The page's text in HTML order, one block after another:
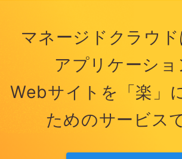
マネージドクラウ
アプリケーショ
Webサイトを「楽」
ためのサービス